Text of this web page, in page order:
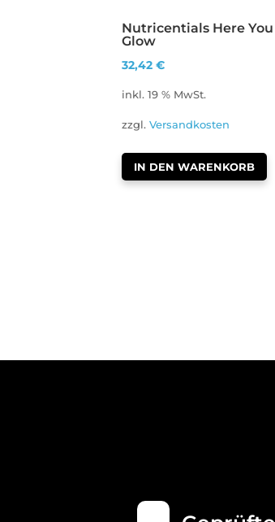
Nutricentials Here You
Glow
32,42€
inkl. 19 % MwSt.
zzgl.Versandkosten
IN DEN WARENKORB